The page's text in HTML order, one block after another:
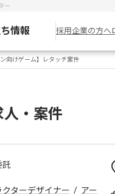
ー
情報 採用企業の方へ
向けゲーム】レタッチ案件
人・案件
託
クターデザイナー / アー